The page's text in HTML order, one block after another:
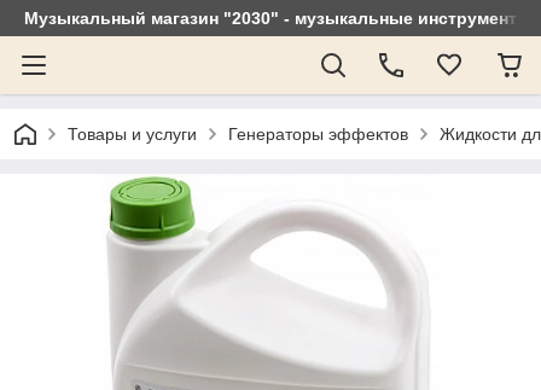
Музыкальный магазин "2030" - музыкальные
Товары и услуги Генераторы эффектов Жидкости